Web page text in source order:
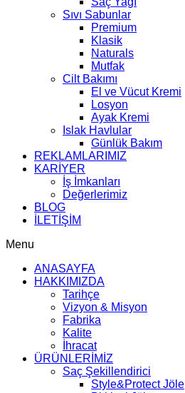
Sıvı Sabunlar
Premium
Klasik
Naturals
Mutfak
Cilt Bakımı
El ve Vücut Kremi
Losyon
Ayak Kremi
Islak Havlular
Günlük Bakım
REKLAMLARIMIZ
KARİYER
İş İmkanları
Değerlerimiz
BLOG
İLETİŞİM
Menu
ANASAYFA
HAKKIMIZDA
Tarihçe
Vizyon & Misyon
Fabrika
Kalite
İhracat
ÜRÜNLERİMİZ
Saç Şekillendirici
Style&Protect Jöle